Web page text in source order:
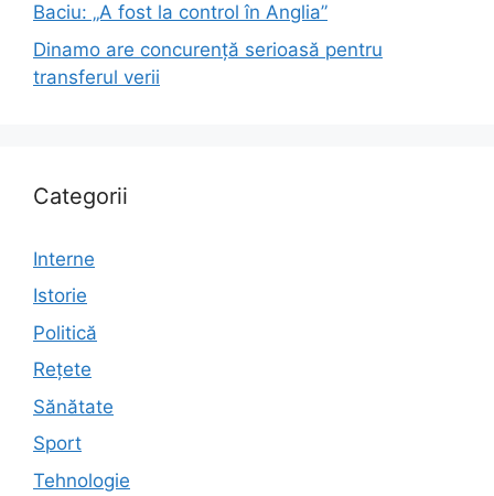
Baciu: „A fost la control în Anglia”
Dinamo are concurență serioasă pentru
transferul verii
Categorii
Interne
Istorie
Politică
Rețete
Sănătate
Sport
Tehnologie